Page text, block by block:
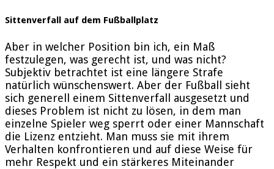
Sittenverfall auf dem Fußballplatz
Aber in welcher Position bin ich, ein Maß
festzulegen, was gerecht ist, und was nicht?
Subjektiv betrachtet ist eine längere Strafe
natürlich wünschenswert. Aber der Fußball sieht
sich generell einem Sittenverfall ausgesetzt und
dieses Problem ist nicht zu lösen, in dem man
einzelne Spieler weg sperrt oder einer Mannschaft
die Lizenz entzieht. Man muss sie mit ihrem
Verhalten konfrontieren und auf diese Weise für
mehr Respekt und ein stärkeres Miteinander